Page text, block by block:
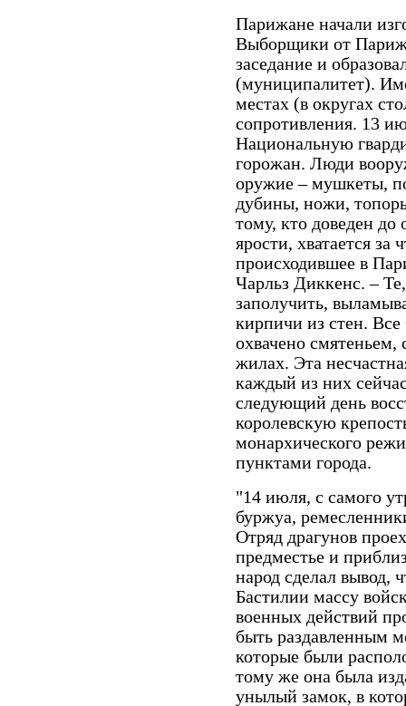
Парижане начали
Выборщики от
заседание и
(муниципалитет).
местах (в округах
сопротивления. 13
Национальную
горожан. Люди
оружие – мушкеты,
дубины, ножи,
тому, кто доведен до
ярости, хватается за
происходившее в
Чарльз Диккенс. –
заполучить,
кирпичи из стен.
охвачено смятеньем,
жилах. Эта
каждый из них
следующий день
королевскую
монархического
пунктами города.
"14 июля, с самого
буржуа,
Отряд драгунов
предместье и
народ сделал вывод,
Бастилии массу
военных действий
быть раздавленным
которые были
тому же она была
унылый замок, в